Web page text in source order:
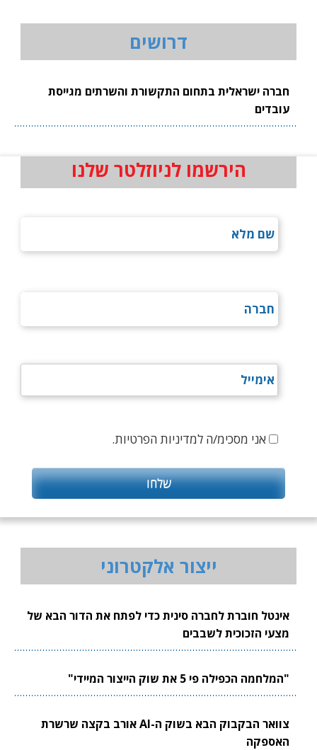
דרושים
חברה ישראלית בתחום התקשורת והשרתים מגייסת
עובדים
הירשמו לניוזלטר שלנו
אני מסכימ/ה למדיניות הפרטיות.
ייצור אלקטרוני
אינטל חוברת לחברה סינית כדי לפתח את הדור הבא של
מצעי הזכוכית לשבבים
"המלחמה הכפילה פי 5 את שוק הייצור המיידי"
צוואר הבקבוק הבא בשוק ה-AI אורב בקצה שרשרת
האספקה